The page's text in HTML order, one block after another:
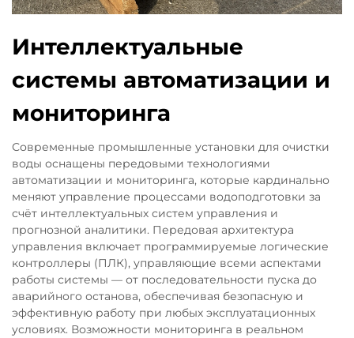
Интеллектуальные
системы автоматизации и
мониторинга
Современные промышленные установки для очистки
воды оснащены передовыми технологиями
автоматизации и мониторинга, которые кардинально
меняют управление процессами водоподготовки за
счёт интеллектуальных систем управления и
прогнозной аналитики. Передовая архитектура
управления включает программируемые логические
контроллеры (ПЛК), управляющие всеми аспектами
работы системы — от последовательности пуска до
аварийного останова, обеспечивая безопасную и
эффективную работу при любых эксплуатационных
условиях. Возможности мониторинга в реальном